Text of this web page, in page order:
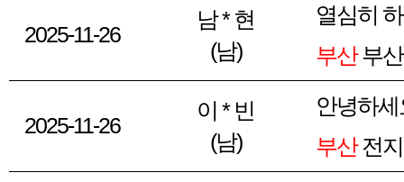
2025-11-26
남 * 현
(남)
열심히
부산부
2025-11-26
이 * 빈
(남)
안녕하세
부산전